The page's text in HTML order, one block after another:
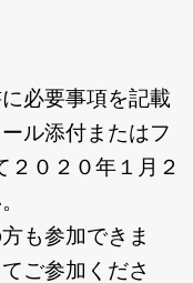
必要事項を記載
ル添付またはフ
０２０年１月２
も参加できま
ご参加くださ